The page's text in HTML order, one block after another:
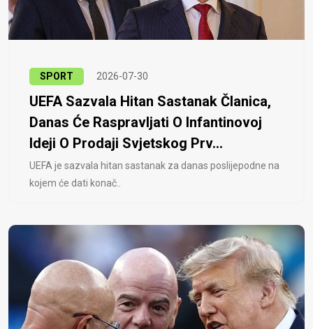
SPORT 2026-07-30
UEFA Sazvala Hitan Sastanak Članica,
Danas Će Raspravljati O Infantinovoj
Ideji O Prodaji Svjetskog Prv...
UEFA je sazvala hitan sastanak za danas poslijepodne na
kojem će dati konač..